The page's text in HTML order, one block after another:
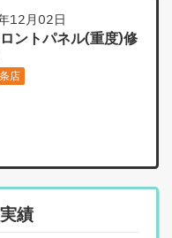
12月02日
ントパネル(重度)修
店
績